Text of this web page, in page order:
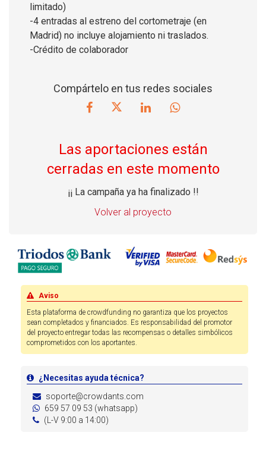
limitado)
-4 entradas al estreno del cortometraje (en
Madrid) no incluye alojamiento ni traslados.
-Crédito de colaborador
Compártelo en tus redes sociales
Las aportaciones están
cerradas en este momento
¡¡ La campaña ya ha finalizado !!
Volver al proyecto
Aviso
Esta plataforma de crowdfunding no garantiza que los proyectos
sean completados y financiados. Es responsabilidad del promotor
del proyecto entregar todas las recompensas o detalles simbólicos
comprometidos con los aportantes.
¿Necesitas ayuda técnica?
soporte@crowdants.com
659 57 09 53 (whatsapp)
(L-V 9:00 a 14:00)